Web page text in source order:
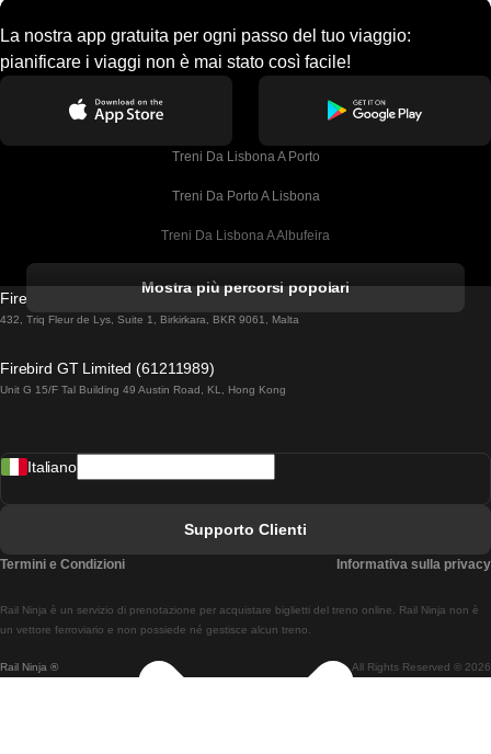
La nostra app gratuita per ogni passo del tuo viaggio:
pianificare i viaggi non è mai stato così facile!
Treni Da Lisbona A Porto
Treni Da Porto A Lisbona
Treni Da Lisbona A Albufeira
Treni Da Lisbona A Lagos
Treni Da Lisbona A Madrid
Treni Da Lisbon A Braga
Treni Da Braga A Lisbona
Mostra più percorsi popolari
Firebird GT Limited (OC 1451)
432, Triq Fleur de Lys, Suite 1, Birkirkara, BKR 9061, Malta
Firebird GT Limited (61211989)
Unit G 15/F Tal Building 49 Austin Road, KL, Hong Kong
Rail Ninja ® All Rights Reserved © 2026
Rail Ninja è un servizio di prenotazione per acquistare biglietti del treno online. Rail Ninja non è
un vettore ferroviario e non possiede né gestisce alcun treno.
Italiano
Supporto Clienti
Termini e Condizioni Informativa sulla privacy